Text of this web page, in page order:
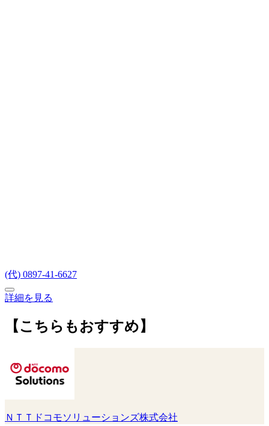
(代) 0897-41-6627
詳細を見る
【こちらもおすすめ】
ＮＴＴドコモソリューションズ株式会社